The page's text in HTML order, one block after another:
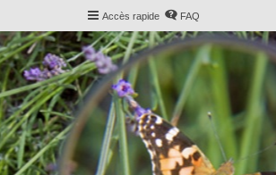
Accès rapide FAQ